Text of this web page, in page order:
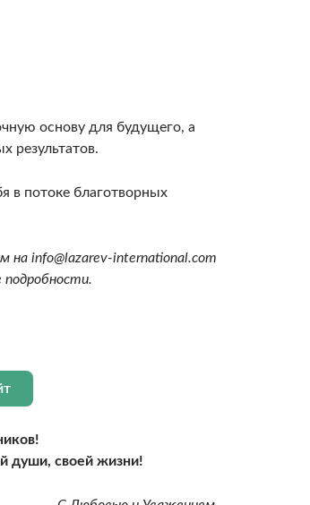
основу для будущего, а
результатов.
в потоке благотворных
на info@lazarev-international.com
души, своей жизни!